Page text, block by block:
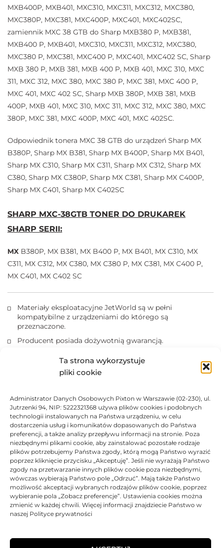
Ta strona wykorzystuje
pliki cookie
Administrator Danych Osobowych Pixton w Warszawie (02-230), ul.
Jutrzenki 94, NIP: 5222321368 używa plików cookies i podobnych
technologii instalowanych na Państwa urządzeniu, w celu
dostarczenia usług i komunikatów dopasowanych do Państwa
preferencji, a także analizy przepływu informacji na stronie. Poza
niezbędnymi plikami cookie, aby zainstalować pozostałe rodzaje
plików potrzebujemy Państwa zgody, którą mogą Państwo wyrazić
poprzez kliknięcie przycisku „Akceptuję”. Jeśli nie wyrażają Państwo
zgody na przetwarzanie innych plików cookie poza niezbędnymi,
wówczas wybierają Państwo pole „Odrzuć”. Mają także Państwo
możliwość akceptacji wybranych rodzajów plików cookie, poprzez
wybieranie pola „Zobacz preferencje”. Ustawienia cookies można
zmienić w każdej chwili. Więcej informacji znajdziecie Państwo w
naszej Polityce prywatności
MXB400P, MXB401, MXC310, MXC311, MXC312, MXC380,
MXC380P, MXC381, MXC400P, MXC401, MXC402SC,
zamiennik MXC 38 GTB do Sharp MXB380 P, MXB381,
MXB400 P, MXB401, MXC310, MXC311, MXC312, MXC380,
MXC380 P, MXC381, MXC400 P, MXC401, MXC402 SC, Sharp
MXB 380 P, MXB 381, MXB 400 P, MXB 401, MXC 310, MXC
311, MXC 312, MXC 380, MXC 380 P, MXC 381, MXC 400 P,
MXC 401, MXC 402 SC, Sharp MXB 380P, MXB 381, MXB
400P, MXB 401, MXC 310, MXC 311, MXC 312, MXC 380, MXC
380P, MXC 381, MXC 400P, MXC 401, MXC 402SC.
Odpowiednik tonera MXC 38 GTB do urządzeń Sharp MX
B380P, Sharp MX B381, Sharp MX B400P, Sharp MX B401,
Sharp MX C310, Sharp MX C311, Sharp MX C312, Sharp MX
C380, Sharp MX C380P, Sharp MX C381, Sharp MX C400P,
Sharp MX C401, Sharp MX C402SC
SHARP MXC-38GTB TONER DO DRUKAREK
SHARP SERII:
MX B380P, MX B381, MX B400 P, MX B401, MX C310, MX
C311, MX C312, MX C380, MX C380 P, MX C381, MX C400 P,
MX C401, MX C402 SC
Materiały eksploatacyjne JetWorld są w pełni
kompatybilne z urządzeniami do którego są
przeznaczone.
Producent posiada dożywotnią gwarancją.
Kasety z tonerem nie wolno narażać na działanie światła.
celach informacyjnych.
DANE TECHNICZNE
KOMPATYBILNOŚĆ
PRODUKTY POWIĄZANE
KOSZTY DOSTAWY